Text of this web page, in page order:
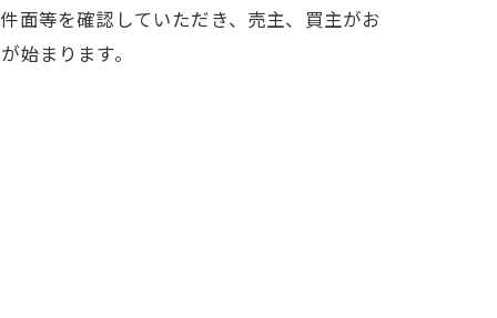
面等を確認していただき、売主、買主がお
始まります。